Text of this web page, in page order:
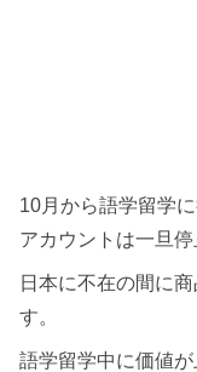
10月から語学留学
アカウントは一旦停
日本に不在の間に
す。
語学留学中に価値が